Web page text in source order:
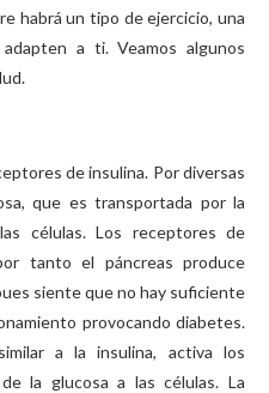
habrá un tipo de ejercicio, una
a ti. Veamos algunos
de insulina. Por diversas
que es transportada por la
células. Los receptores de
tanto el páncreas produce
siente que no hay suficiente
provocando diabetes.
a la insulina, activa los
la glucosa a las células. La